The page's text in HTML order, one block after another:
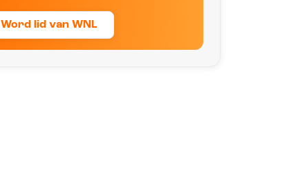
Word lid van WNL